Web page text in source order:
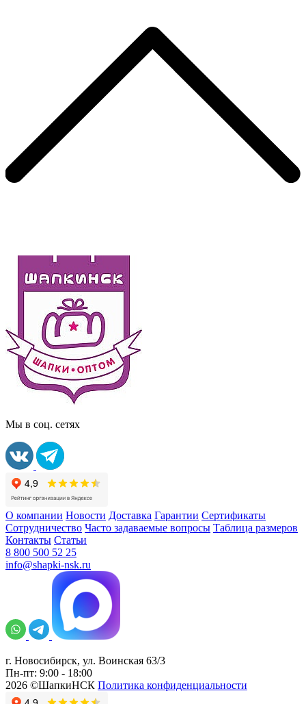
Мы в соц. сетях
О компании Новости Доставка Гарантии Сертификаты
Сотрудничество Часто задаваемые вопросы Таблица размеров
Контакты Статьи
8 800 500 52 25
info@shapki-nsk.ru
г. Новосибирск, ул. Воинская 63/3
Пн-пт: 9:00 - 18:00
2026 ©ШапкиНСК Политика конфиденциальности